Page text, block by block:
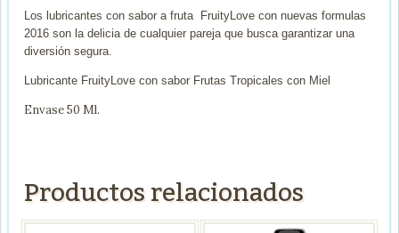
Los lubricantes con sabor a fruta FruityLove con nuevas formulas
2016 son la delicia de cualquier pareja que busca garantizar una
diversión segura.
Lubricante FruityLove con sabor Frutas Tropicales con Miel
Envase 50 Ml.
Productos relacionados